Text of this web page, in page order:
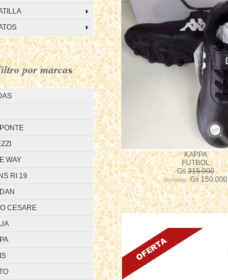
por marcas
WAY
RI 19
CESARE
KAPPA
FUTBOL
Gs315.000
contado:Gs 150.000